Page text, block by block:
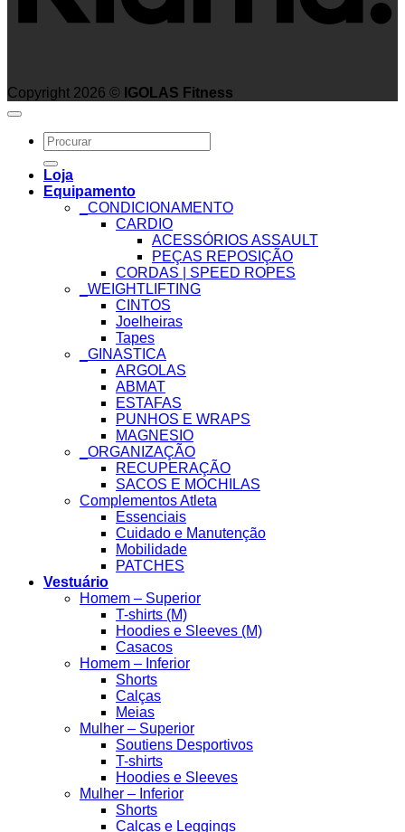
Copyright 2026 © IGOLAS Fitness
Search
for:
Loja
Equipamento
_CONDICIONAMENTO
CARDIO
ACESSÓRIOS ASSAULT
PEÇAS REPOSIÇÃO
CORDAS | SPEED ROPES
_WEIGHTLIFTING
CINTOS
Joelheiras
Tapes
_GINASTICA
ARGOLAS
ABMAT
ESTAFAS
PUNHOS E WRAPS
MAGNESIO
_ORGANIZAÇÃO
RECUPERAÇÃO
SACOS E MOCHILAS
Complementos Atleta
Essenciais
Cuidado e Manutenção
Mobilidade
PATCHES
Vestuário
Homem – Superior
T-shirts (M)
Hoodies e Sleeves (M)
Casacos
Homem – Inferior
Shorts
Calças
Meias
Mulher – Superior
Soutiens Desportivos
T-shirts
Hoodies e Sleeves
Mulher – Inferior
Shorts
Calças e Leggings